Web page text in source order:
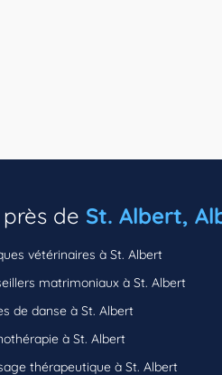
de St. Albert,
vétérinaires à St. Albert
matrimoniaux à St. Albert
de danse à St. Albert
à St. Albert
thérapeutique à St. Albert